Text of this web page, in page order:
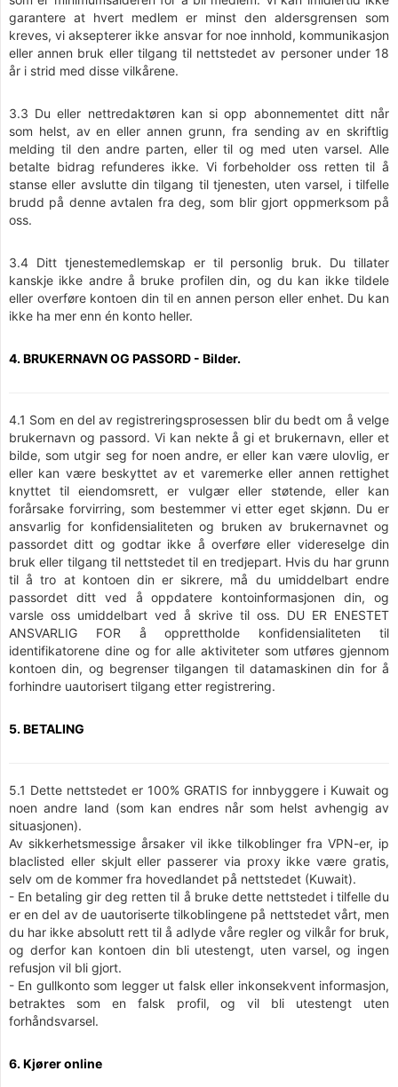
garantere at hvert medlem er minst den aldersgrensen som
kreves, vi aksepterer ikke ansvar for noe innhold, kommunikasjon
eller annen bruk eller tilgang til nettstedet av personer under 18
år i strid med disse vilkårene.
3.3 Du eller nettredaktøren kan si opp abonnementet ditt når
som helst, av en eller annen grunn, fra sending av en skriftlig
melding til den andre parten, eller til og med uten varsel. Alle
betalte bidrag refunderes ikke. Vi forbeholder oss retten til å
stanse eller avslutte din tilgang til tjenesten, uten varsel, i tilfelle
brudd på denne avtalen fra deg, som blir gjort oppmerksom på
oss.
3.4 Ditt tjenestemedlemskap er til personlig bruk. Du tillater
kanskje ikke andre å bruke profilen din, og du kan ikke tildele
eller overføre kontoen din til en annen person eller enhet. Du kan
ikke ha mer enn én konto heller.
4. BRUKERNAVN OG PASSORD - Bilder.
4.1 Som en del av registreringsprosessen blir du bedt om å velge
brukernavn og passord. Vi kan nekte å gi et brukernavn, eller et
bilde, som utgir seg for noen andre, er eller kan være ulovlig, er
eller kan være beskyttet av et varemerke eller annen rettighet
knyttet til eiendomsrett, er vulgær eller støtende, eller kan
forårsake forvirring, som bestemmer vi etter eget skjønn. Du er
ansvarlig for konfidensialiteten og bruken av brukernavnet og
passordet ditt og godtar ikke å overføre eller videreselge din
bruk eller tilgang til nettstedet til en tredjepart. Hvis du har grunn
til å tro at kontoen din er sikrere, må du umiddelbart endre
passordet ditt ved å oppdatere kontoinformasjonen din, og
varsle oss umiddelbart ved å skrive til oss. DU ER ENESTET
ANSVARLIG FOR å opprettholde konfidensialiteten til
identifikatorene dine og for alle aktiviteter som utføres gjennom
kontoen din, og begrenser tilgangen til datamaskinen din for å
forhindre uautorisert tilgang etter registrering.
5. BETALING
5.1 Dette nettstedet er 100% GRATIS for innbyggere i Kuwait og
noen andre land (som kan endres når som helst avhengig av
situasjonen).
Av sikkerhetsmessige årsaker vil ikke tilkoblinger fra VPN-er, ip
blaclisted eller skjult eller passerer via proxy ikke være gratis,
selv om de kommer fra hovedlandet på nettstedet (Kuwait).
- En betaling gir deg retten til å bruke dette nettstedet i tilfelle du
er en del av de uautoriserte tilkoblingene på nettstedet vårt, men
du har ikke absolutt rett til å adlyde våre regler og vilkår for bruk,
og derfor kan kontoen din bli utestengt, uten varsel, og ingen
refusjon vil bli gjort.
- En gullkonto som legger ut falsk eller inkonsekvent informasjon,
betraktes som en falsk profil, og vil bli utestengt uten
forhåndsvarsel.
6. Kjører online